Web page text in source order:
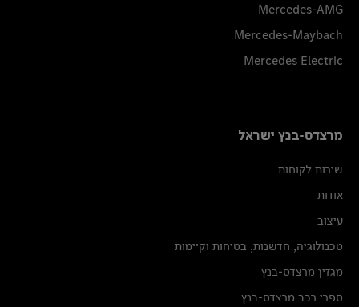
Mercedes-AMG
Mercedes-Maybach
Mercedes Electric
מרצדס-בנץ ישראל
שירות לקוחות
אודות
עיצוב
טכנולוגיה, חדשנות, בטיחות וקיימות
מגזין מרצדס-בנץ
ספרי רכב מרצדס-בנץ